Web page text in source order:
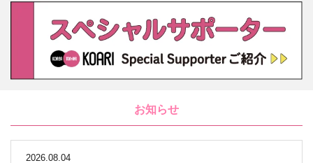
お知らせ
2026.08.04